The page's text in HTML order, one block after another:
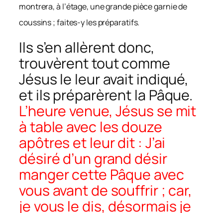
montrera, à l’étage, une grande pièce garnie de
coussins ; faites-y les préparatifs.
Ils s’en allèrent donc,
trouvèrent tout comme
Jésus le leur avait indiqué,
et ils préparèrent la Pâque.
L’heure venue, Jésus se mit
à table avec les douze
apôtres et leur dit : J’ai
désiré d’un grand désir
manger cette Pâque avec
vous avant de souffrir ; car,
je vous le dis, désormais je